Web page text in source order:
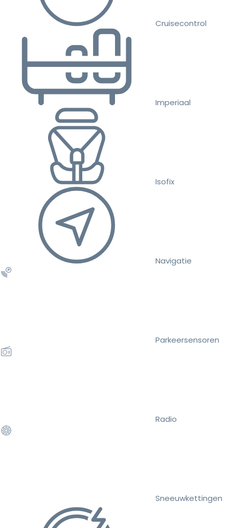
Cruisecontrol
Imperiaal
Isofix
Navigatie
Parkeersensoren
Radio
Sneeuwkettingen